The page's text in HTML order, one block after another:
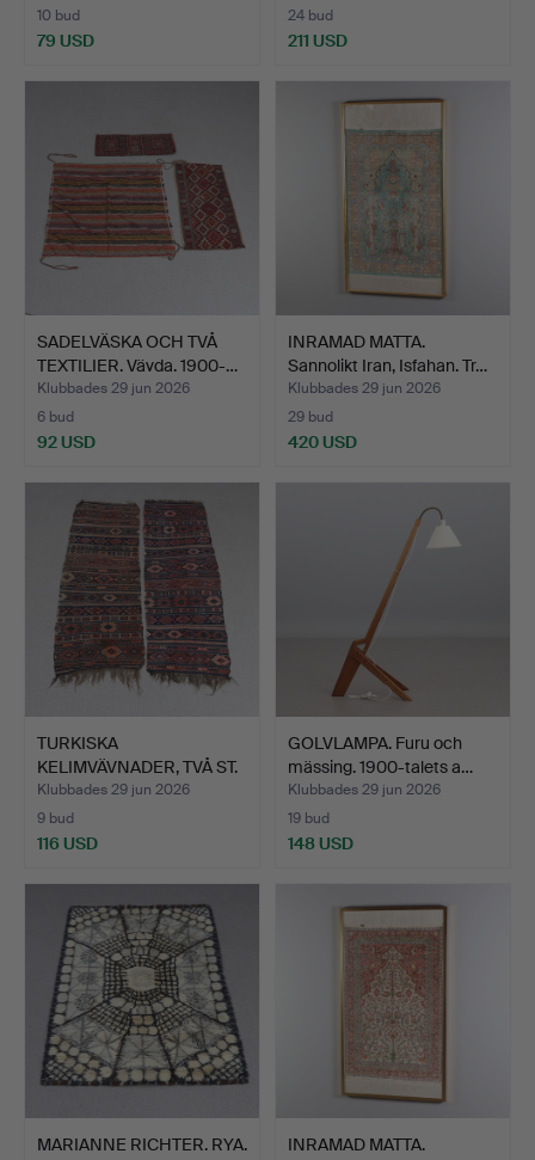
10 bud
79 USD
24 bud
211 USD
SADELVÄSKA OCH TVÅ
TEXTILIER. Vävda. 1900-…
Klubbades 29 jun 2026
6 bud
92 USD
INRAMAD MATTA.
Sannolikt Iran, Isfahan. Tr…
Klubbades 29 jun 2026
29 bud
420 USD
TURKISKA
KELIMVÄVNADER, TVÅ ST.
Ull på ull…
Klubbades 29 jun 2026
9 bud
116 USD
GOLVLAMPA. Furu och
mässing. 1900-talets a…
Klubbades 29 jun 2026
19 bud
148 USD
MARIANNE RICHTER. RYA.
INRAMAD MATTA.